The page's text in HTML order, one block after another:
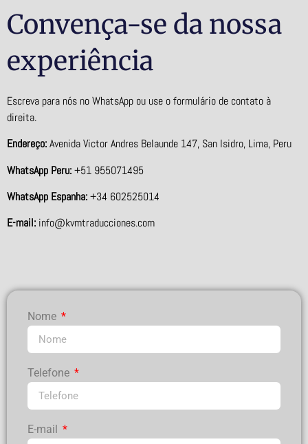
Convença-se da nossa
experiência
Escreva para nós no WhatsApp ou use o formulário de contato à
direita.
Endereço:Avenida Victor Andres Belaunde 147, San Isidro, Lima, Peru
WhatsApp Peru:+51 955071495
WhatsApp Espanha:+34 602525014
E-mail: info@kvmtraducciones.com
Nome
Telefone
E-mail